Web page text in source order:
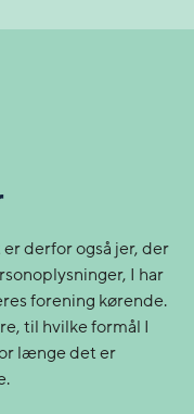
derfor også jer, der
I har
forening kørende.
til hvilke formål I
længe det er